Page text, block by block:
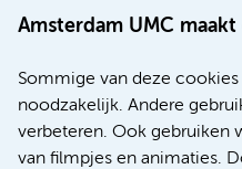
Amsterdam UMC
Sommige van deze
noodzakelijk. Andere
verbeteren. Ook gebruiken
van filmpjes en animaties.
Werken bij Amsterdam
Nieuws
Research
Educatie locatie AMC
Educatie locatie VUmc